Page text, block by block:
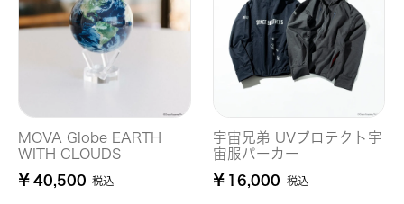
MOVA Globe EARTH
WITH CLOUDS
¥ 40,500 税込
宇宙兄弟 UVプロテクト宇
宙服パーカー
¥ 16,000 税込